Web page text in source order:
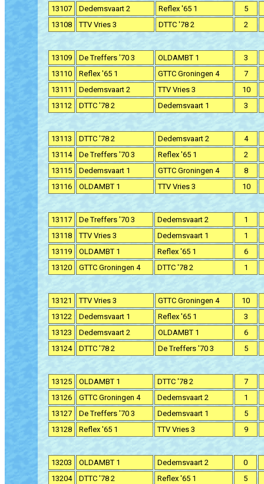
13107
Dedemsvaart 2 Reflex '65 1
5
13108
TTV Vries 3 DTTC '78 2 2
13109 De Treffers '70 3 OLDAMBT 1
3
13110
Reflex '65 1 GTTC Groningen 4
7
13111
Dedemsvaart 2 TTV Vries 3
10
13112
DTTC '78 2 Dedemsvaart 1 3
13113 DTTC '78 2 Dedemsvaart 2
4
13114
De Treffers '70 3 Reflex '65 1
2
13115
Dedemsvaart 1 GTTC Groningen 4
8
13116
OLDAMBT 1 TTV Vries 3 10
13117 De Treffers '70 3 Dedemsvaart 2
1
13118
TTV Vries 3 Dedemsvaart 1
1
13119
OLDAMBT 1 Reflex '65 1
6
13120
GTTC Groningen 4 DTTC '78 2 1
13121 TTV Vries 3 GTTC Groningen 4
10
13122
Dedemsvaart 1 Reflex '65 1
3
13123
Dedemsvaart 2 OLDAMBT 1
6
13124
DTTC '78 2 De Treffers '70 3 5
13125 OLDAMBT 1 DTTC '78 2
7
13126
GTTC Groningen 4 Dedemsvaart 2
1
13127
De Treffers '70 3 Dedemsvaart 1
5
13128
Reflex '65 1 TTV Vries 3 9
13203 OLDAMBT 1 Dedemsvaart 2
0
13204
DTTC '78 2 Reflex '65 1
5